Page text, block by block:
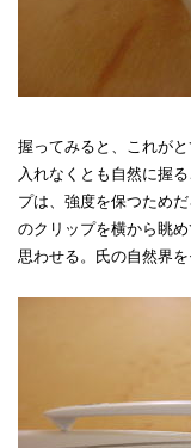
握ってみると、これが
入れなくとも自然に握
プは、強度を保つため
のクリップを横から眺
思わせる。氏の自然界